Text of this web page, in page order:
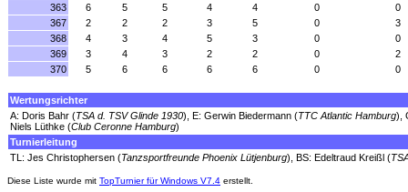
363
6 5 5 4 4 0
0
367
2 2 2 3 5 0
3
368
4 3 4 5 3 0
0
369
3 4 3 2 2 0
2
370
5 6 6 6 6 0 0
Wertungsrichter
A: Doris Bahr (TSA d. TSV Glinde 1930), E: Gerwin Biedermann (TTC Atlantic Hamburg),
Niels Lüthke (Club Ceronne Hamburg)
Turnierleitung
TL: Jes Christophersen (Tanzsportfreunde Phoenix Lütjenburg), BS: Edeltraud Kreißl (
Diese Liste wurde mit TopTurnier für Windows V7.4 erstellt.